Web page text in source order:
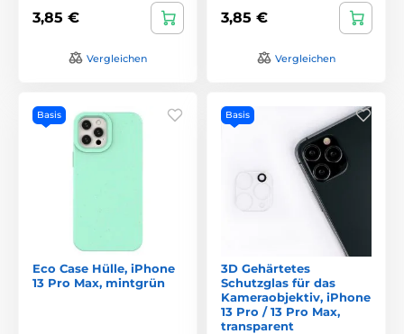
3,85 €
Vergleichen
3,85 €
Vergleichen
Basis
Eco Case Hülle, iPhone
13 Pro Max, mintgrün
Basis
3D Gehärtetes
Schutzglas für das
Kameraobjektiv, iPhone
13 Pro / 13 Pro Max,
transparent